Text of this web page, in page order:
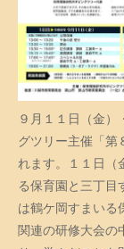
９月１１日（金）
グツリー主催「第
れます。１１日（
る保育園と三丁目
は鶴ケ岡すまいる
関連の研修大会の